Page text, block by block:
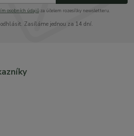
osobních údajůza účelem rozesílky newsletteru.
odhlásit. Zasíláme jednou za 14 dní.